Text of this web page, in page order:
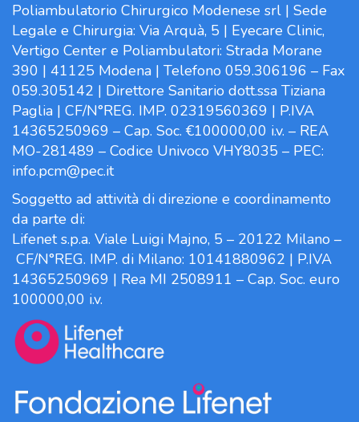
Poliambulatorio Chirurgico Modenese srl | Sede
Legale e Chirurgia: Via Arquà, 5 | Eyecare Clinic,
Vertigo Center e Poliambulatori: Strada Morane
390 | 41125 Modena | Telefono 059.306196 – Fax
059.305142 | Direttore Sanitario dott.ssa Tiziana
Paglia | CF/N°REG. IMP. 02319560369 | P.IVA
14365250969 – Cap. Soc. €100000,00 i.v. – REA
MO-281489 – Codice Univoco VHY8035 – PEC:
info.pcm@pec.it
Soggetto ad attività di direzione e coordinamento
da parte di:
Lifenet s.p.a. Viale Luigi Majno, 5 – 20122 Milano –
CF/N°REG. IMP. di Milano: 10141880962 | P.IVA
14365250969 | Rea MI 2508911 – Cap. Soc. euro
100000,00 i.v.